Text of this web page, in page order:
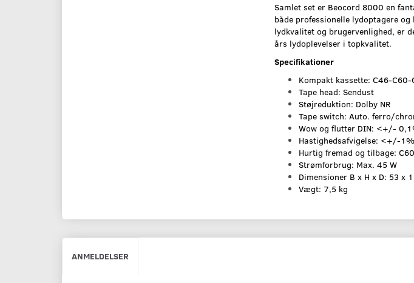
Samlet set er Beocord 8000 en
både professionelle lydoptagere
lydkvalitet og brugervenlighed, er
års lydoplevelser i topkvalitet.
Specifikationer
Kompakt kassette: C46-
Tape head: Sendust
Støjreduktion: Dolby NR
Tape switch: Auto. ferro/
Wow og flutter DIN: <+/-
Hastighedsafvigelse: <+/-1%
Hurtig fremad og tilbage:
Strømforbrug: Max. 45 W
Dimensioner B x H x D: 53 x
Vægt: 7,5 kg
ANMELDELSER